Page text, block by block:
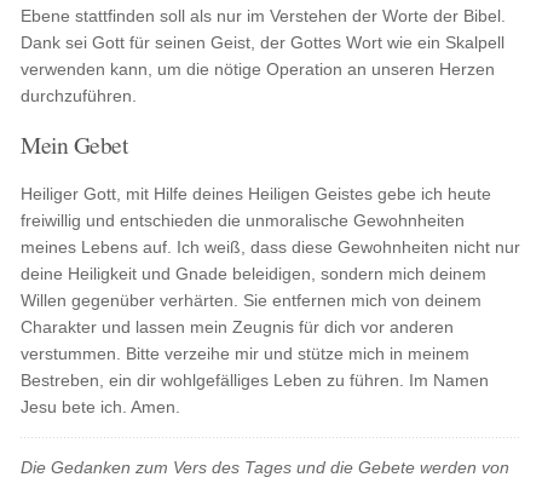
Ebene stattfinden soll als nur im Verstehen der Worte der Bibel.
Dank sei Gott für seinen Geist, der Gottes Wort wie ein Skalpell
verwenden kann, um die nötige Operation an unseren Herzen
durchzuführen.
Mein Gebet
Heiliger Gott, mit Hilfe deines Heiligen Geistes gebe ich heute
freiwillig und entschieden die unmoralische Gewohnheiten
meines Lebens auf. Ich weiß, dass diese Gewohnheiten nicht nur
deine Heiligkeit und Gnade beleidigen, sondern mich deinem
Willen gegenüber verhärten. Sie entfernen mich von deinem
Charakter und lassen mein Zeugnis für dich vor anderen
verstummen. Bitte verzeihe mir und stütze mich in meinem
Bestreben, ein dir wohlgefälliges Leben zu führen. Im Namen
Jesu bete ich. Amen.
Die Gedanken zum Vers des Tages und die Gebete werden von